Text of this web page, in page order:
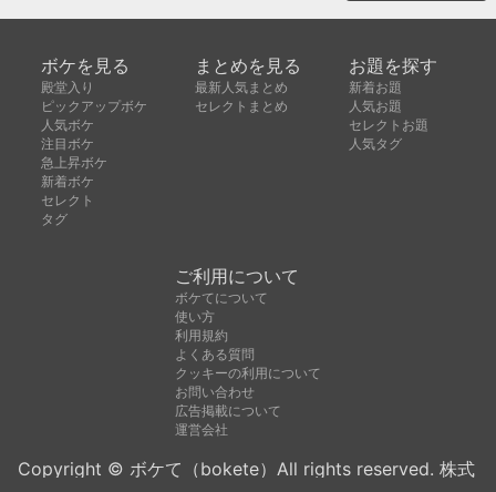
ボケを見る
殿堂入り
ピックアップボケ
人気ボケ
注目ボケ
急上昇ボケ
新着ボケ
セレクト
タグ
まとめを見る
最新人気まとめ
セレクトまとめ
お題を探す
新着お題
人気お題
セレクトお題
人気タグ
ご利用について
ボケてについて
使い方
利用規約
よくある質問
クッキーの利用について
お問い合わせ
広告掲載について
運営会社
Copyright © ボケて（bokete）All rights reserved. 株式